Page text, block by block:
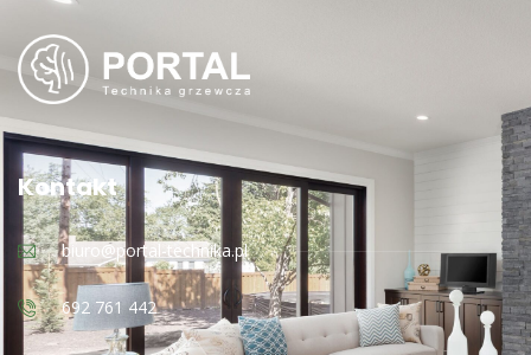
Kontakt
biuro@portal-technika.pl
692 761 442